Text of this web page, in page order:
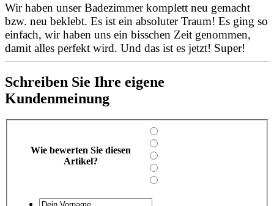
Wir haben unser Badezimmer komplett neu gemacht
bzw. neu beklebt. Es ist ein absoluter Traum! Es ging so
einfach, wir haben uns ein bisschen Zeit genommen,
damit alles perfekt wird. Und das ist es jetzt! Super!
Schreiben Sie Ihre eigene
Kundenmeinung
Wie bewerten Sie diesen
Artikel?